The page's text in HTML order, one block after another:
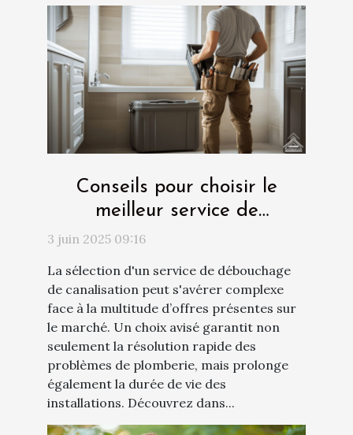
Conseils pour choisir le
meilleur service de
débouchage de canalisation
3 juin 2025 09:16
La sélection d'un service de débouchage
de canalisation peut s'avérer complexe
face à la multitude d’offres présentes sur
le marché. Un choix avisé garantit non
seulement la résolution rapide des
problèmes de plomberie, mais prolonge
également la durée de vie des
installations. Découvrez dans...